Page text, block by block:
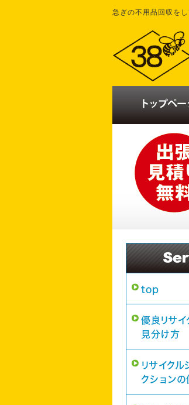
急ぎの不用品回収を
top
優良リサイ
見分け方
リサイクル
クション